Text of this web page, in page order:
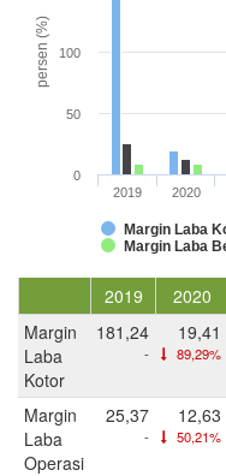
persen (%)
Margin Laba
Margin Laba
2019 2020
0
50
100
2019 2020
Margin
Laba
Kotor
181,24
-
19,41
89,29%
Margin
Laba
Operasi
25,37
-
12,63
50,21%